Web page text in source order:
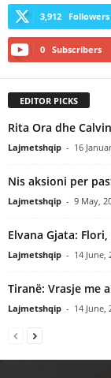
3,912 Followers
0 Subscribers
EDITOR PICKS
Rita Ora dhe
Lajmetshqip - 16
Nis aksioni per
Lajmetshqip - 9 May,
Elvana Gjata:
Lajmetshqip - 14 June,
Tiranë: Vrasje me
Lajmetshqip - 14 June,